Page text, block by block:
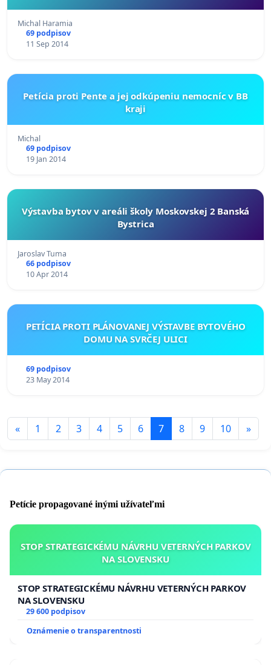
Michal Haramia
69 podpisov
11 Sep 2014
Petícia proti Pente a jej odkúpeniu nemocníc v BB
kraji
Michal
69 podpisov
19 Jan 2014
Výstavba bytov v areáli školy Moskovskej 2 Banská
Bystrica
Jaroslav Tuma
66 podpisov
10 Apr 2014
PETÍCIA PROTI PLÁNOVANEJ VÝSTAVBE BYTOVÉHO
DOMU NA SVRČEJ ULICI
69 podpisov
23 May 2014
« 1 2 3 4 5 6 7 8 9 10 »
Petície propagované inými užívateľmi
STOP STRATEGICKÉMU NÁVRHU VETERNÝCH PARKOV
NA SLOVENSKU
STOP STRATEGICKÉMU NÁVRHU VETERNÝCH PARKOV
NA SLOVENSKU
29 600 podpisov
Oznámenie o transparentnosti